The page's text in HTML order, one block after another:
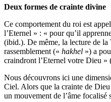
Deux formes de crainte divine
Ce comportement du roi est
l’Eternel » : « pour qu’il
(ibid.). De même, la lecture de
rassemblement (« hakhel ») a
craindront l’Eternel votre Dieu »
Nous découvrons ici une
Ciel. Alors que la crainte de
un mouvement de l’âme focalisé